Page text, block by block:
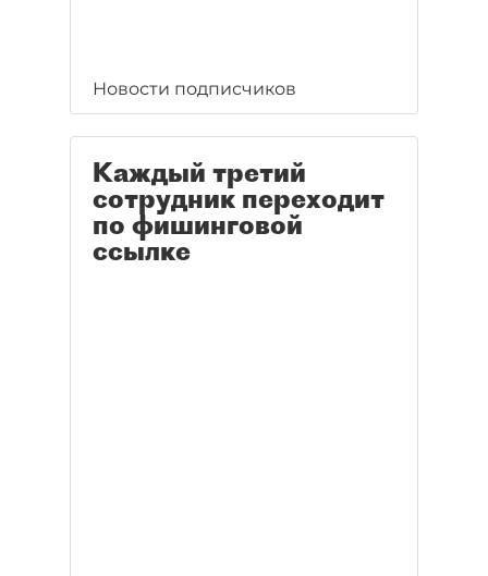
Новости подписчиков
Каждый третий
сотрудник переходит
по фишинговой
ссылке